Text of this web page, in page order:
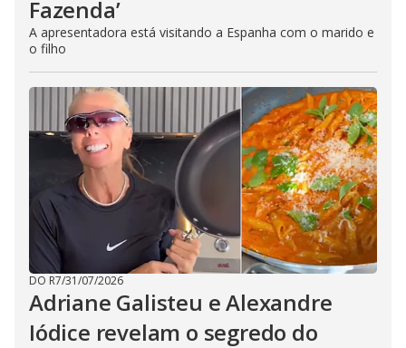
Fazenda’
A apresentadora está visitando a Espanha com o marido e
o filho
DO R7/31/07/2026
Adriane Galisteu e Alexandre
Iódice revelam o segredo do